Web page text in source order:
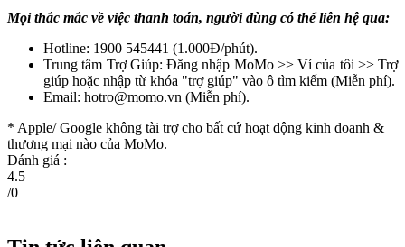
Mọi thắc mắc về việc thanh toán, người dùng có thể liên hệ qua:
Hotline: 1900 545441 (1.000Đ/phút).
Trung tâm Trợ Giúp: Đăng nhập MoMo >> Ví của tôi >> Trợ
giúp hoặc nhập từ khóa "trợ giúp" vào ô tìm kiếm (Miễn phí).
Email: hotro@momo.vn (Miễn phí).
* Apple/ Google không tài trợ cho bất cứ hoạt động kinh doanh &
thương mại nào của MoMo.
Đánh giá :
4.5
/0